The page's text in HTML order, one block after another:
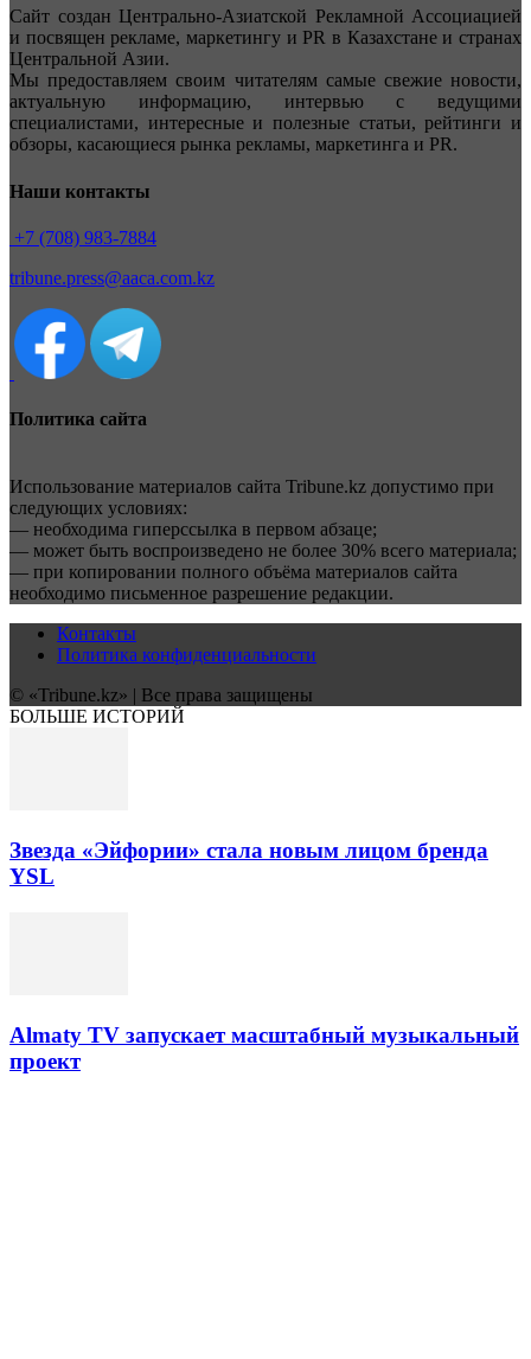
Сайт создан Центрально-Азиатской Рекламной Ассоциацией
и посвящен рекламе, маркетингу и PR в Казахстане и странах
Центральной Азии.
Мы предоставляем своим читателям самые свежие новости,
актуальную информацию, интервью с ведущими
специалистами, интересные и полезные статьи, рейтинги и
обзоры, касающиеся рынка рекламы, маркетинга и PR.
Наши контакты
+7 (708) 983-7884
tribune.press@aaca.com.kz
Политика сайта
Использование материалов сайта Tribune.kz допустимо при
следующих условиях:
— необходима гиперссылка в первом абзаце;
— может быть воспроизведено не более 30% всего материала;
— при копировании полного объёма материалов сайта
необходимо письменное разрешение редакции.
Контакты
Политика конфиденциальности
© «Tribune.kz» | Все права защищены
БОЛЬШЕ ИСТОРИЙ
Звезда «Эйфории» стала новым лицом бренда
YSL
Almaty TV запускает масштабный музыкальный
проект